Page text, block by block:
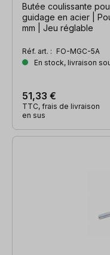
Butée coulissante
guidage en acier |
mm | Jeu réglable
Réf. art. : FO-MGC-5A
En stock, livraison
51,33 €
TTC, frais de livraison
en sus